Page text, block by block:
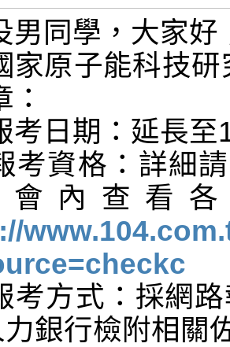
男同學，大家好
家原子能科技
考日期：延長
考資格：詳細
會內查看
考方式：採網
銀行檢附相關